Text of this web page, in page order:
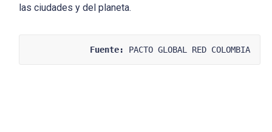
las ciudades y del planeta.
Fuente: PACTO GLOBAL RED COLOMBIA